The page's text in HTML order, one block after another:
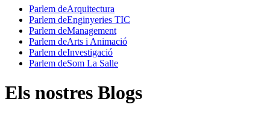
Parlem deArquitectura
Parlem deEnginyeries TIC
Parlem deManagement
Parlem deArts i Animació
Parlem deInvestigació
Parlem deSom La Salle
Els nostres Blogs